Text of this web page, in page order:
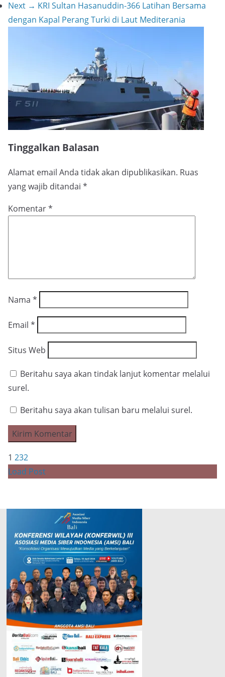
Next → KRI Sultan Hasanuddin-366 Latihan Bersama
dengan Kapal Perang Turki di Laut Mediterania
Tinggalkan Balasan
Alamat email Anda tidak akan dipublikasikan. Ruas
yang wajib ditandai *
Komentar*
Nama *
Email *
Situs Web
Beritahu saya akan tindak lanjut komentar melalui
surel.
Beritahu saya akan tulisan baru melalui surel.
1 232
Load Post